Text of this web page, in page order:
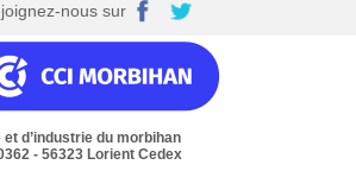
nous sur
d’industrie du morbihan
- 56323 Lorient Cedex